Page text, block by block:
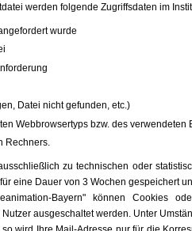
werden folgende Zugriffsdaten im
wurde
Datei nicht gefunden, etc.)
Webbrowsertyps bzw. des verwendeten
Rechners.
zu technischen oder
eine Dauer von 3 Wochen gespeichert
Bayern" können Cookies
ausgeschaltet werden. Unter